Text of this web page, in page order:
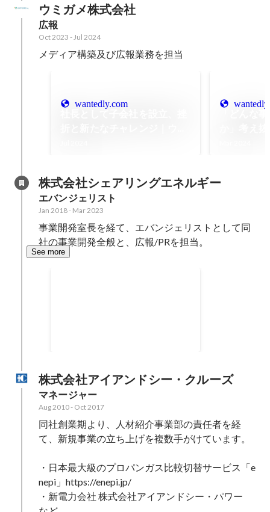
ウミガメ株式会社
広報
Oct 2023 - Jul 2024
メディア構築及び広報業務を担当
wantedly.com
株式会社シェアリングエネルギー
エバンジェリスト
Jan 2018- Mar 2023
事業開発室長を経て、エバンジェリストとして同
社の事業開発全般と、広報/PRを担当。
See more
株式会社アイアンドシー・クルーズ
マネージャー
Aug 2010- Oct 2017
同社創業期より、人材紹介事業部の責任者を経
て、新規事業の立ち上げを複数手がけています。
・日本最大級のプロパンガス比較切替サービス「e
nepi」https://enepi.jp/
・新電力会社 株式会社アイアンドシー・パワー